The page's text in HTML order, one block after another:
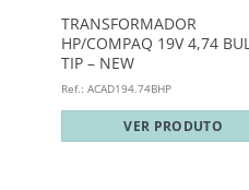
TRANSFORMADOR
HP/COMPAQ 19V 4,74
TIP – NEW
Ref.: ACAD194.74BHP
VER PRODUTO